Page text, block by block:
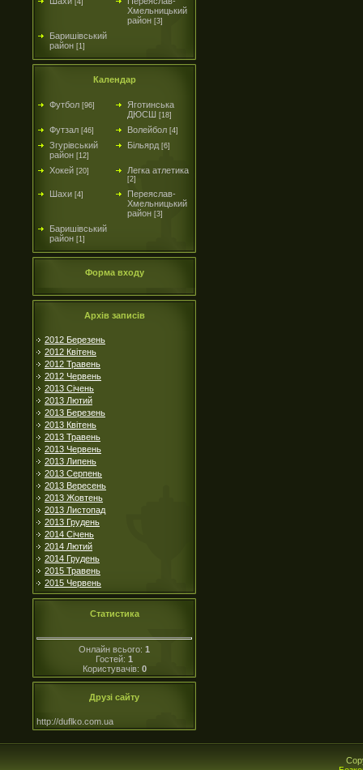
[4]
Хмельницький
район [3]
Баришівський
район [1]
Календар
Футбол [96]
Яготинська
ДЮСШ [18]
Футзал [46] Волейбол [4]
Згурівський
район [12]
Більярд [6]
Хокей [20] Легка атлетика
[2]
Шахи [4]
Переяслав-
Хмельницький
район [3]
Баришівський
район [1]
Форма входу
Архів записів
2012 Березень
2012 Квітень
2012 Травень
2012 Червень
2013 Січень
2013 Лютий
2013 Березень
2013 Квітень
2013 Травень
2013 Червень
2013 Липень
2013 Серпень
2013 Вересень
2013 Жовтень
2013 Листопад
2013 Грудень
2014 Січень
2014 Лютий
2014 Грудень
2015 Травень
2015 Червень
Статистика
Онлайн всього: 1
Гостей: 1
Користувачів: 0
Друзі сайту
http://duflko.com.ua